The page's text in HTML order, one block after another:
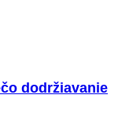
dodržiavanie